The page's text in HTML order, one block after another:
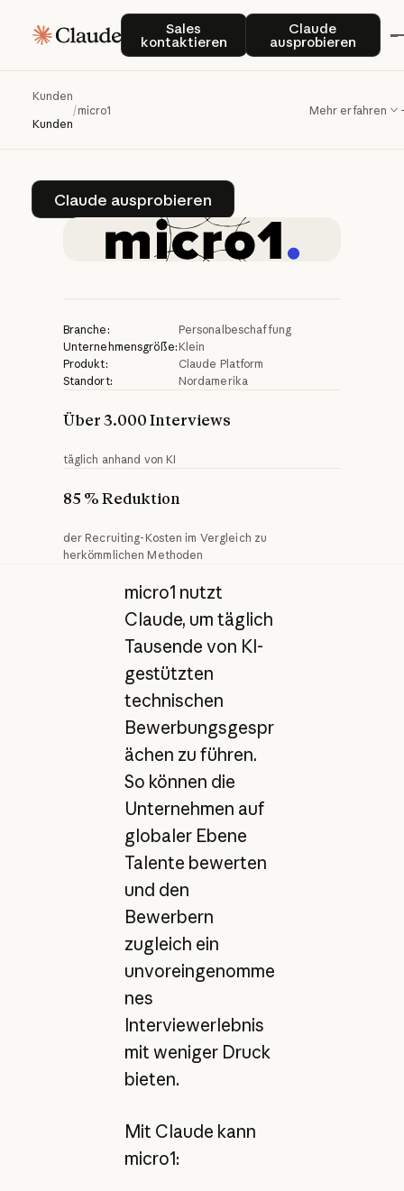
Sales
kontaktieren
Sales kontaktierenClaude
ausprobieren
Claude
Kunden
Kunden
/micro1 Mehr erfahren
micro1transformiert
mitClaudedas
Recruiting
Technikern
Claude ausprobieren
Claude ausprobieren
Branche:
Personalbeschaffung
Unternehmensgröße: Klein
Produkt:
Claude Platform
Standort:
Nordamerika
Über 3.000 Interviews
täglich anhand von KI
85 % Reduktion
der Recruiting-Kosten im Vergleich zu
herkömmlichen Methoden
micro1 nutzt
Claude, um täglich
Tausende von KI-
gestützten
technischen
Bewerbungsgespr
ächen zu führen.
So können die
Unternehmen auf
globaler Ebene
Talente bewerten
und den
Bewerbern
zugleich ein
unvoreingenomme
nes
Interviewerlebnis
mit weniger Druck
bieten.
Mit Claude kann
micro1: